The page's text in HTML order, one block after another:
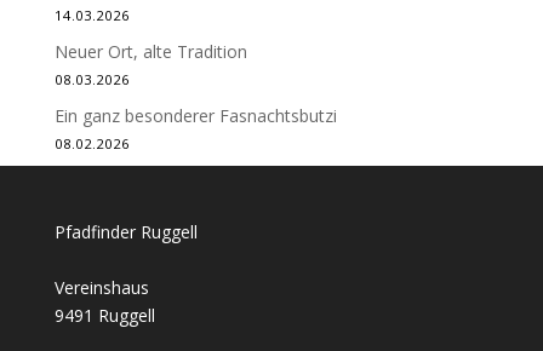
14.03.2026
Neuer Ort, alte Tradition
08.03.2026
Ein ganz besonderer Fasnachtsbutzi
08.02.2026
Pfadfinder Ruggell
Vereinshaus
9491 Ruggell